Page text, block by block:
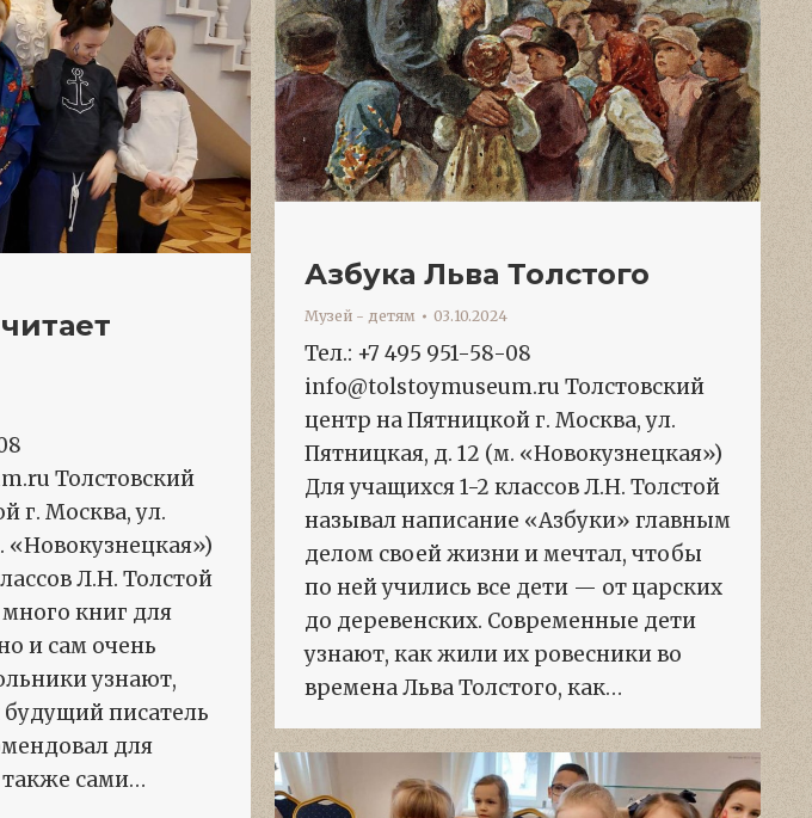
Толстовский
г. Москва, ул.
«Новокузнецкая»)
Л.Н. Толстой
книг для
и сам очень
узнают,
писатель
для
также сами…
Азбука Льва Толстого
Музей - детям 03.10.2024
Тел.: +7 495 951-58-08
info@tolstoymuseum.ru Толстовский
центр на Пятницкой г. Москва, ул.
Пятницкая, д. 12 (м. «Новокузнецкая»)
Для учащихся 1-2 классов Л.Н. Толстой
называл написание «Азбуки» главным
делом своей жизни и мечтал, чтобы
по ней учились все дети — от царских
до деревенских. Современные дети
узнают, как жили их ровесники во
времена Льва Толстого, как…